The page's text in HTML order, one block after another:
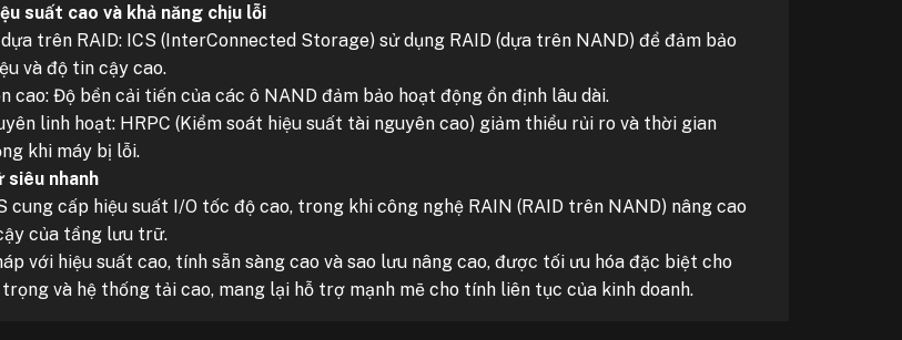
suất cao và khả năng chịu lỗi
trên RAID: ICS (InterConnected Storage) sử dụng RAID (dựa trên NAND) để đảm bảo
và độ tin cậy cao.
cao: Độ bền cải tiến của các ô NAND đảm bảo hoạt động ổn định lâu dài.
linh hoạt: HRPC (Kiểm soát hiệu suất tài nguyên cao) giảm thiểu rủi ro và thời gian
khi máy bị lỗi.
nhanh
cung cấp hiệu suất I/O tốc độ cao, trong khi công nghệ RAIN (RAID trên NAND) nâng cao
của tầng lưu trữ.
với hiệu suất cao, tính sẵn sàng cao và sao lưu nâng cao, được tối ưu hóa đặc biệt cho
và hệ thống tải cao, mang lại hỗ trợ mạnh mẽ cho tính liên tục của kinh doanh.